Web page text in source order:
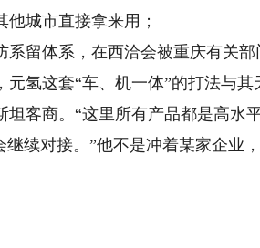
城市直接拿来用；
留体系，在西洽会被重庆有关
氢这套“车、机一体”的打法与其
客商。“这里所有产品都是高水
续对接。”他不是冲着某家企业